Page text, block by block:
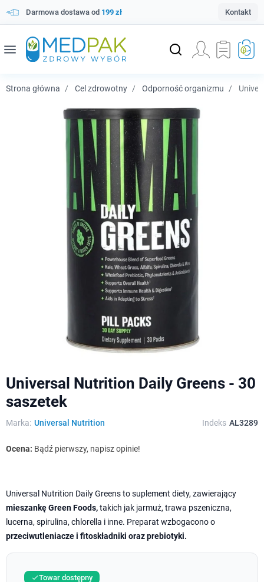
Darmowa dostawa od 199 zł Kontakt
menu
Strona główna Cel zdrowotny Odporność organizmu
Universal Nutrition Daily Greens - 30
saszetek
Marka: Universal Nutrition Indeks AL3289
Ocena: Bądź pierwszy, napisz opinie!
Universal Nutrition Daily Greens to suplement diety, zawierający
mieszankę Green Foods,takich jak jarmuż, trawa pszeniczna,
lucerna, spirulina, chlorella i inne. Preparat wzbogacono o
przeciwutleniacze i fitoskładniki oraz prebiotyki.
Towar dostępny